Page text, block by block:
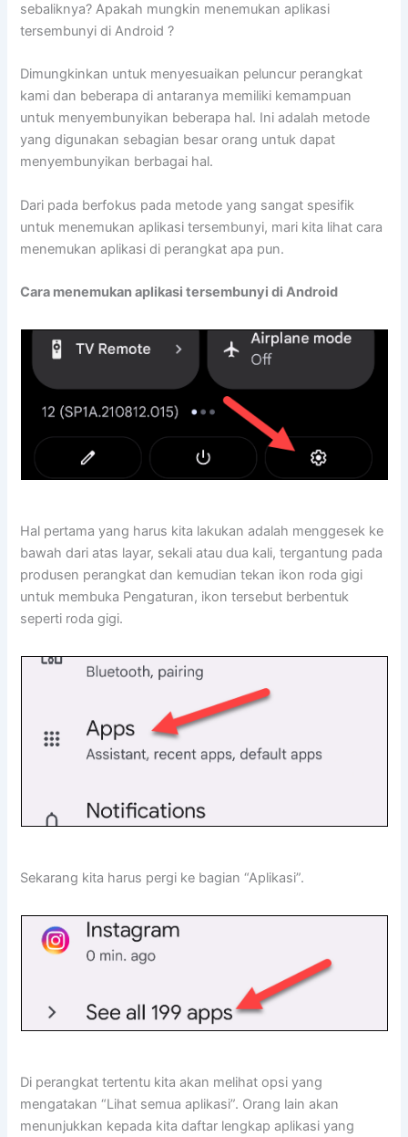
sebaliknya? Apakah mungkin menemukan aplikasi
tersembunyi di Android ?
Dimungkinkan untuk menyesuaikan peluncur perangkat
kami dan beberapa di antaranya memiliki kemampuan
untuk menyembunyikan beberapa hal. Ini adalah metode
yang digunakan sebagian besar orang untuk dapat
menyembunyikan berbagai hal.
Dari pada berfokus pada metode yang sangat spesifik
untuk menemukan aplikasi tersembunyi, mari kita lihat cara
menemukan aplikasi di perangkat apa pun.
Cara menemukan aplikasi tersembunyi di Android
Hal pertama yang harus kita lakukan adalah menggesek ke
bawah dari atas layar, sekali atau dua kali, tergantung pada
produsen perangkat dan kemudian tekan ikon roda gigi
untuk membuka Pengaturan, ikon tersebut berbentuk
seperti roda gigi.
Sekarang kita harus pergi ke bagian “Aplikasi”.
Di perangkat tertentu kita akan melihat opsi yang
mengatakan “Lihat semua aplikasi”. Orang lain akan
menunjukkan kepada kita daftar lengkap aplikasi yang